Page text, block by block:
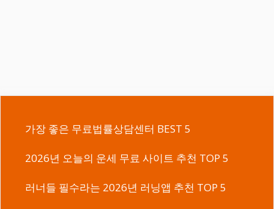
가장 좋은 무료법률상담센터 BEST 5
2026년 오늘의 운세 무료 사이트 추천 TOP 5
러너들 필수라는 2026년 러닝앱 추천 TOP 5